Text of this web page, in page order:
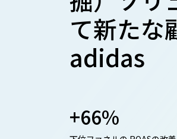
て新たな
adidas
+66%